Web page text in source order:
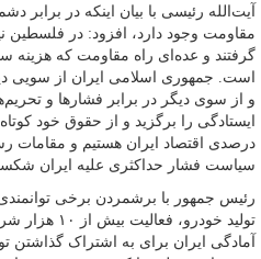
مقاومت وجود دارد، افزود: در
گرفتند و عده‌ای راه مقاومت که هزینه
است. جمهوری اسلامی ایران از سویی
و از سوی دیگر در برابر فشارها و
درصدی اقتصاد ایران هستیم و مقامات
سیاست فشار حداکثری علیه ایران
رئیس جمهور با برشمردن برخی
تولید خودرو،
آمادگی ایران برای به اشتراک گذاشتن